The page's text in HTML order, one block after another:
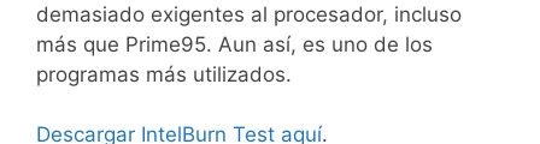
demasiado exigentes al procesador, incluso
más que Prime95. Aun así, es uno de los
programas más utilizados.
Descargar IntelBurn Test aquí.